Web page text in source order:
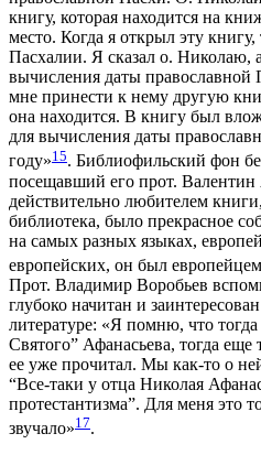
книгу, которая находится на
место. Когда я открыл эту
Пасхалии. Я сказал о. Николаю,
вычисления даты
мне принести к нему другую
она находится. В книгу был
для вычисления даты
году»15. Библиофильский фон
посещавший его прот.
действительно любителем
библиотека, было прекрасное
на самых разных языках,
европейских, он был
Прот. Владимир Воробьев
глубоко начитан и
литературе: «Я помню, что
Святого” Афанасьева, тогда
ее уже прочитал. Мы как-то о
“Все-таки у отца Николая
протестантизма”. Для меня это
звучало»17.